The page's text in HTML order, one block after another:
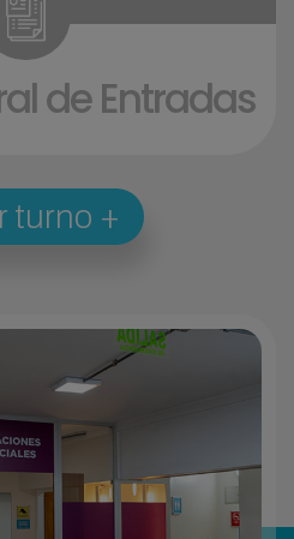
de Entradas
turno +